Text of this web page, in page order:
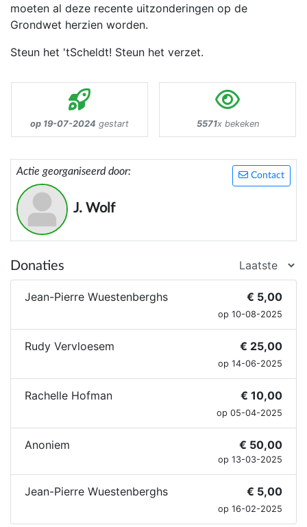
moeten al deze recente uitzonderingen op de
Grondwet herzien worden.
Steun het 'tScheldt! Steun het verzet.
op 19-07-2024 gestart 5571x bekeken
Contact
Actie georganiseerd door:
J. Wolf
Donaties
Jean-Pierre Wuestenberghs € 5,00
op 10-08-2025
Rudy Vervloesem € 25,00
op 14-06-2025
Rachelle Hofman € 10,00
op 05-04-2025
Anoniem € 50,00
op 13-03-2025
Jean-Pierre Wuestenberghs € 5,00
op 16-02-2025